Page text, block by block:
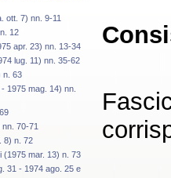
ott. 7) nn. 9-11
12
apr. 23) nn. 13-34
lug. 11) nn. 35-62
n. 63
1975 mag. 14) nn.
70-71
8) n. 72
(1975 mar. 13) n. 73
31 - 1974 ago. 25 e